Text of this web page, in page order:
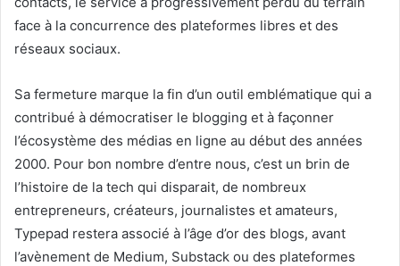
face à la concurrence des plateformes libres et des
réseaux sociaux.
Sa fermeture marque la fin d’un outil emblématique qui a
contribué à démocratiser le blogging et à façonner
l’écosystème des médias en ligne au début des années
2000. Pour bon nombre d’entre nous, c’est un brin de
l’histoire de la tech qui disparait, de nombreux
entrepreneurs, créateurs, journalistes et amateurs,
Typepad restera associé à l’âge d’or des blogs, avant
l’avènement de Medium, Substack ou des plateformes